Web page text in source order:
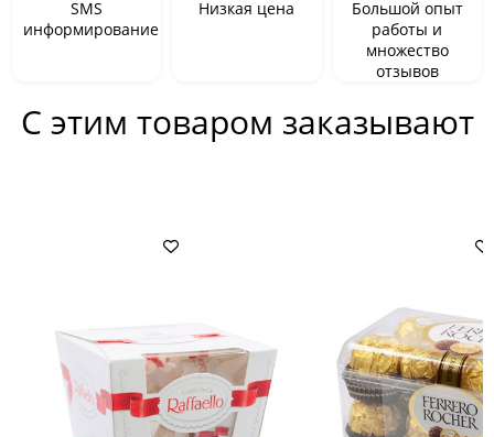
SMS
информирование
Низкая цена
Большой опыт
работы и
множество
отзывов
С этим товаром заказывают